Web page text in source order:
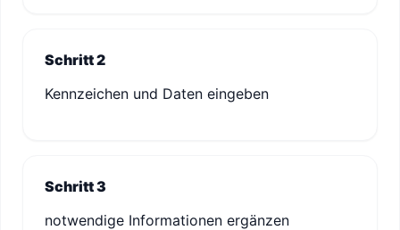
Schritt 2
Kennzeichen und Daten eingeben
Schritt 3
notwendige Informationen ergänzen